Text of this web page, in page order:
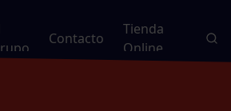
Contacto
Tienda
Online